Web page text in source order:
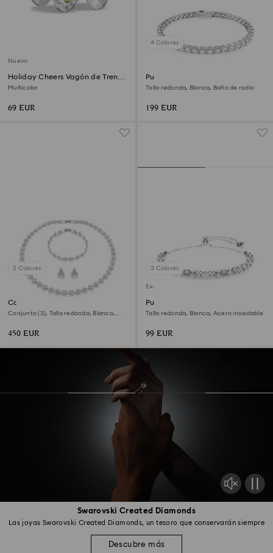
Swarovski Created Diamonds
Las joyas Swarovski Created Diamonds, un tesoro que conservarán siempre
Descubre más
Nuevo
Holiday Cheers Vagón de Tren
Edición Anual 2026
Multicolor
69 EUR
4 Colores
Pulsera Matrix Tennis
Talla redonda, Blanca, Baño de rodio
199 EUR
2 Colores
Conjunto Una Angelic
Conjunto (3), Talla redonda, Blanco,
450 EUR
3 Colores
Exclusivo online
Pulsera Dextera
Talla redonda, Blanca, Acero inoxidable
99 EUR